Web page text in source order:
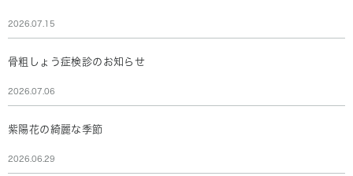
2026.07.15
骨粗しょう症検診のお知らせ
2026.07.06
紫陽花の綺麗な季節
2026.06.29